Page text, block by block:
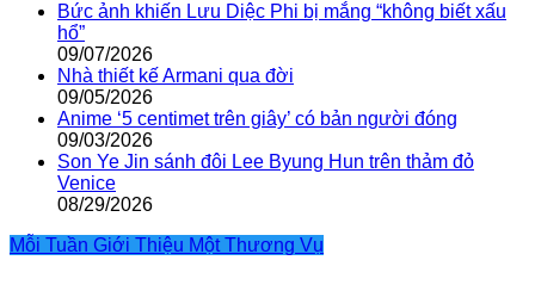
Bức ảnh khiến Lưu Diệc Phi bị mắng “không biết xấu
hổ”
09/07/2026
Nhà thiết kế Armani qua đời
09/05/2026
Anime ‘5 centimet trên giây’ có bản người đóng
09/03/2026
Son Ye Jin sánh đôi Lee Byung Hun trên thảm đỏ
Venice
08/29/2026
Mỗi Tuần Giới Thiệu Một Thương Vụ